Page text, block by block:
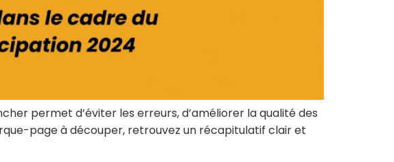
permet d’éviter les erreurs, d’améliorer la qualité des
page à découper, retrouvez un récapitulatif clair et